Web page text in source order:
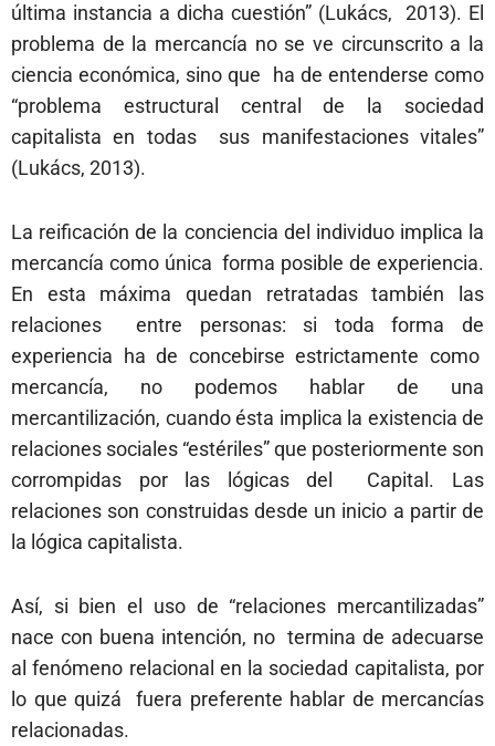
última instancia a dicha cuestión” (Lukács, 2013). El
problema de la mercancía no se ve circunscrito a la
ciencia económica, sino que ha de entenderse como
“problema estructural central de la sociedad
capitalista en todas sus manifestaciones vitales”
(Lukács, 2013).
La reificación de la conciencia del individuo implica la
mercancía como única forma posible de experiencia.
En esta máxima quedan retratadas también las
relaciones entre personas: si toda forma de
experiencia ha de concebirse estrictamente como
mercancía, no podemos hablar de una
mercantilización, cuando ésta implica la existencia de
relaciones sociales “estériles” que posteriormente son
corrompidas por las lógicas del Capital. Las
relaciones son construidas desde un inicio a partir de
la lógica capitalista.
Así, si bien el uso de “relaciones mercantilizadas”
nace con buena intención, no termina de adecuarse
al fenómeno relacional en la sociedad capitalista, por
lo que quizá fuera preferente hablar de mercancías
relacionadas.